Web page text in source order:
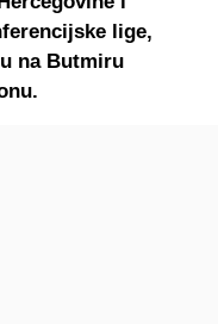
lige,
na Butmiru